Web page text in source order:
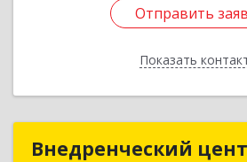
Отправить
Показать
Отправить
Назад
Внедренческий